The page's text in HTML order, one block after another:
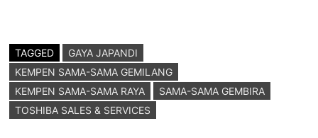
TAGGED
GAYA JAPANDI
KEMPEN SAMA-SAMA GEMILANG
KEMPEN SAMA-SAMA RAYA
SAMA-SAMA GEMBIRA
TOSHIBA SALES & SERVICES